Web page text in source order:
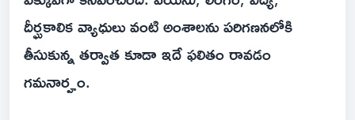
దీర్ఘకాలిక వ్యాధులు వంటి అంశాలను పరిగణనలోకి
తీసుకున్న తర్వాత కూడా ఇదే ఫలితం రావడం
గమనార్హం.